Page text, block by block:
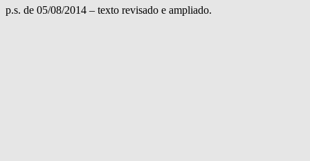
p.s. de 05/08/2014 – texto revisado e ampliado.